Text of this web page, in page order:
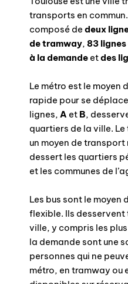
transports en commun.
composé de deux
de tramway, 83 lignes
à la demande etdes
Le métro est le moyen
rapide pour se
lignes, A et B,
quartiers de la ville.
un moyen de
dessert les quartiers
et les communes de
Les bus sont le moyen
flexible. Ils desservent
ville, y compris les
la demande sont une
personnes qui ne
métro, en tramway ou